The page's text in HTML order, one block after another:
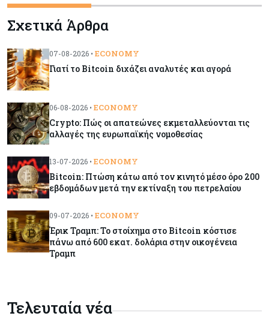
Κόσμος 07-08-2026
ΕΚΤ: Αιφνιδιάστηκε από την πώληση ευρώ από
τις ΗΠΑ
Κύπρος 07-08-2026
Κύπρος
του αεροδρομίου Λάρνακας
Χρυσός: Καλπάζει προς την καλύτερη εβδομάδα
από τον Ιανουάριο – Μια ανάσα από τα $4.300
Σχετικά Άρθρα
07-08-2026 • ECONOMY
Γιατί το Bitcoin διχάζει αναλυτές και αγορά
06-08-2026 • ECONOMY
Crypto: Πώς οι απατεώνες εκμεταλλεύονται τις
αλλαγές της ευρωπαϊκής νομοθεσίας
13-07-2026 • ECONOMY
Bitcoin: Πτώση κάτω από τον κινητό μέσο όρο 200
εβδομάδων μετά την εκτίναξη του πετρελαίου
09-07-2026 • ECONOMY
Έρικ Τραμπ: Το στοίχημα στο Bitcoin κόστισε
πάνω από 600 εκατ. δολάρια στην οικογένεια
Τραμπ
Τελευταία νέα